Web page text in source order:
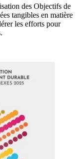
des Objectifs de
tangibles en matière
les efforts pour